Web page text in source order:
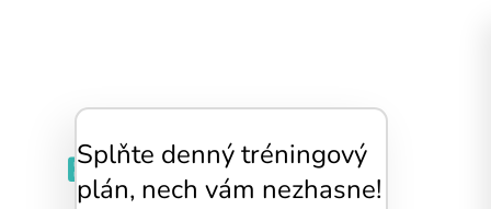
Splňte denný tréningový
plán, nech vám nezhasne!
Emócie a psychika